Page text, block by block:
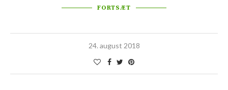
FORTSÆT
24. august 2018